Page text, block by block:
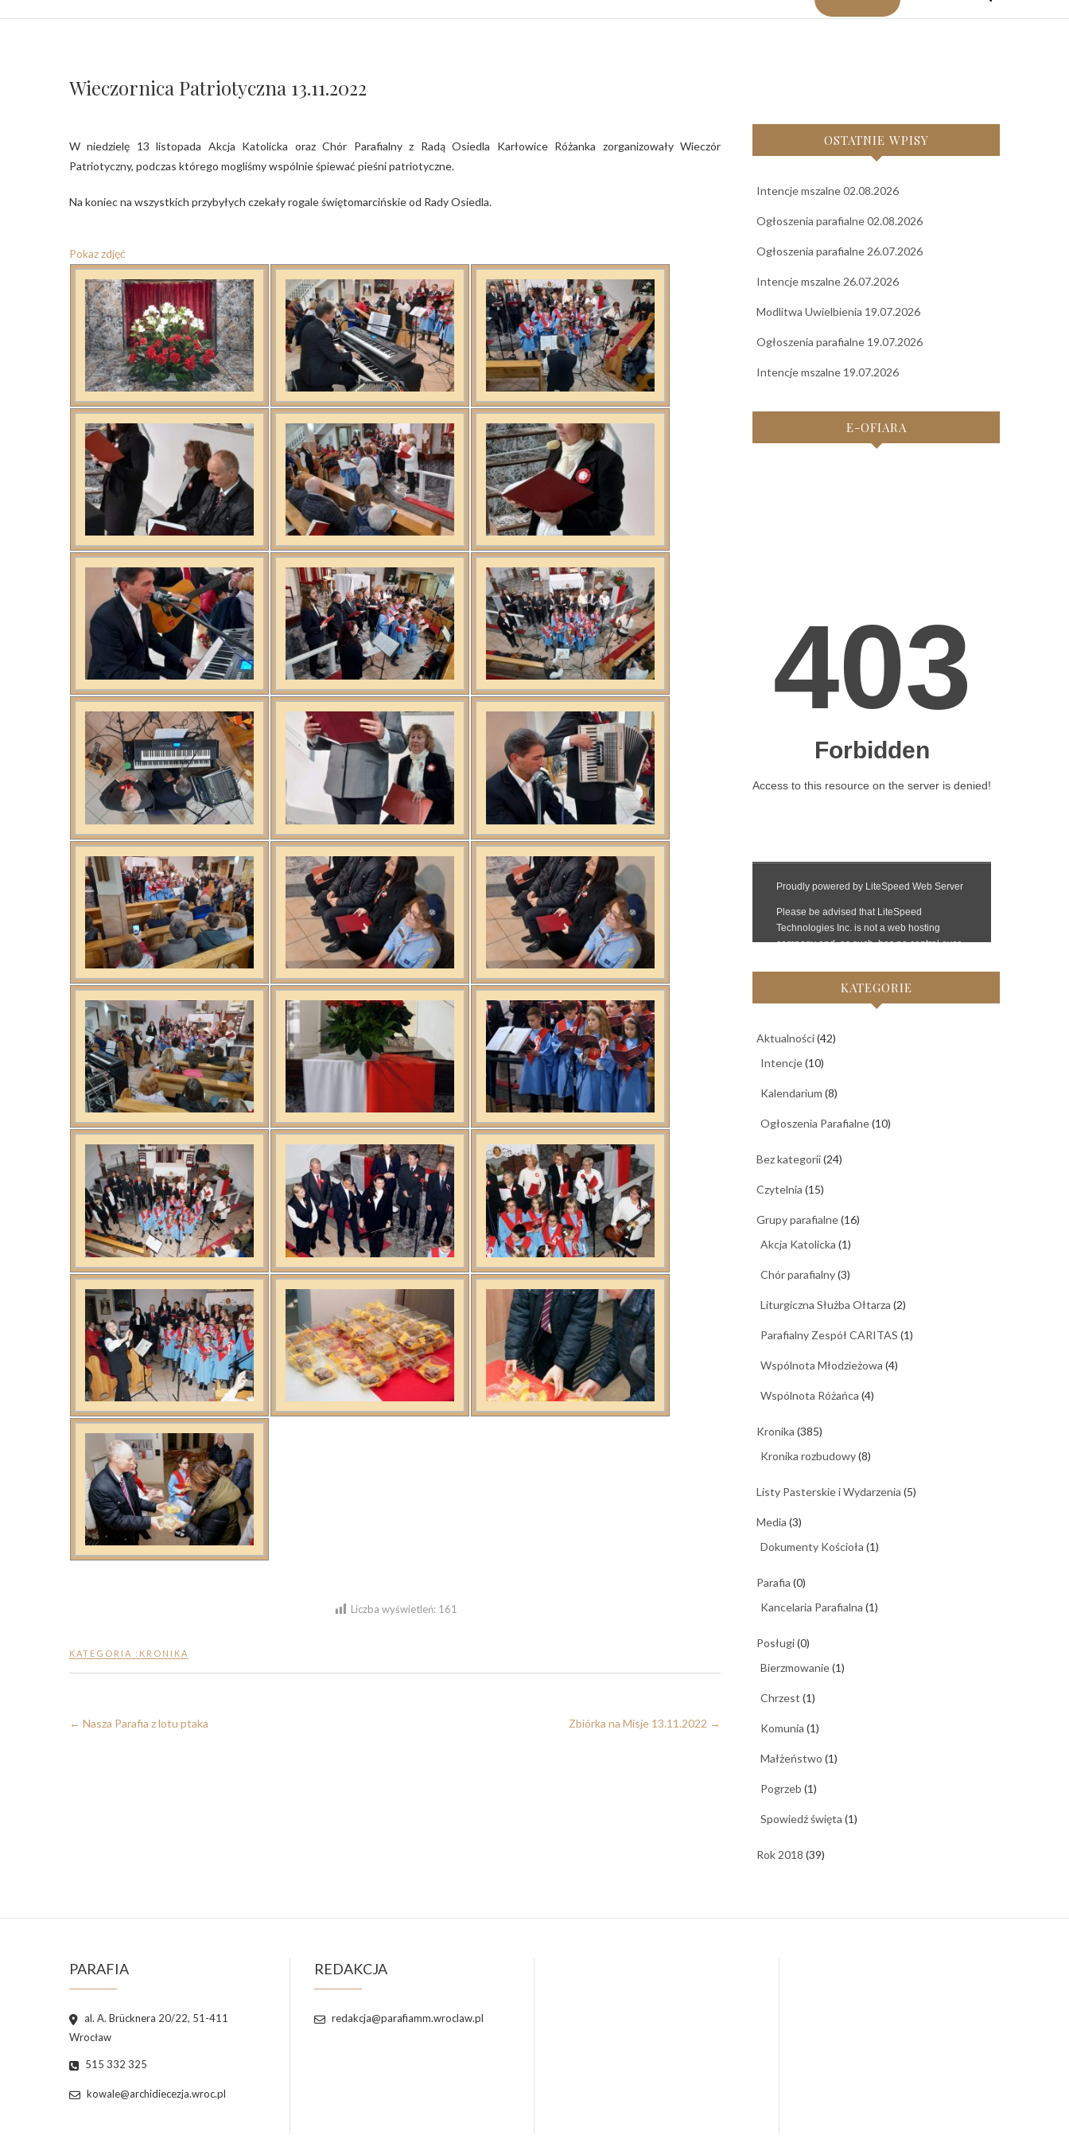
Wieczornica Patriotyczna 13.11.2022
W niedzielę 13 listopada Akcja Katolicka oraz Chór Parafialny z Radą Osiedla Karłowice Różanka zorganizowały Wieczór
Patriotyczny, podczas którego mogliśmy wspólnie śpiewać pieśni patriotyczne.
Na koniec na wszystkich przybyłych czekały rogale świętomarcińskie od Rady Osiedla.
Pokaz zdjęć
Liczba wyświetleń: 161
KATEGORIA : KRONIKA
← Nasza Parafia z lotu ptaka Zbiórka na Misje 13.11.2022 →
OSTATNIE WPISY
Intencje mszalne 02.08.2026
Ogłoszenia parafialne 02.08.2026
Ogłoszenia parafialne 26.07.2026
Intencje mszalne 26.07.2026
Modlitwa Uwielbienia 19.07.2026
Ogłoszenia parafialne 19.07.2026
Intencje mszalne 19.07.2026
E-OFIARA
KATEGORIE
Aktualności(42)
Intencje(10)
Kalendarium (8)
Ogłoszenia Parafialne(10)
Bez kategorii(24)
Czytelnia (15)
Grupy parafialne(16)
Akcja Katolicka (1)
Chór parafialny(3)
Liturgiczna Służba Ołtarza (2)
Parafialny Zespół CARITAS (1)
Wspólnota Młodzieżowa (4)
Wspólnota Różańca (4)
Kronika (385)
Kronika rozbudowy(8)
Listy Pasterskie i Wydarzenia (5)
Media (3)
Dokumenty Kościoła (1)
Parafia (0)
Kancelaria Parafialna (1)
Posługi(0)
Bierzmowanie(1)
Chrzest (1)
Komunia (1)
Małżeństwo (1)
Pogrzeb (1)
Spowiedź święta (1)
Rok 2018 (39)
PARAFIA
al. A. Brücknera 20/22, 51-411
Wrocław
515 332 325
kowale@archidiecezja.wroc.pl
REDAKCJA
redakcja@parafiamm.wroclaw.pl